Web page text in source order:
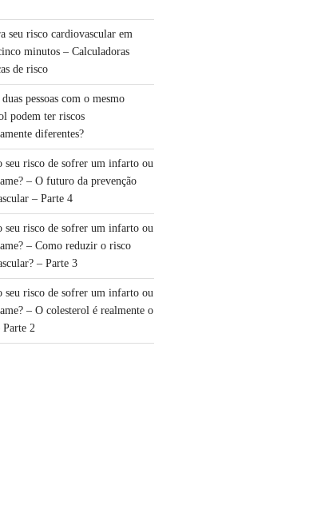
seu risco cardiovascular em
minutos – Calculadoras
de risco
pessoas com o mesmo
podem ter riscos
diferentes?
seu risco de sofrer um infarto ou
– O futuro da prevenção
– Parte 4
seu risco de sofrer um infarto ou
– Como reduzir o risco
– Parte 3
seu risco de sofrer um infarto ou
– O colesterol é realmente o
2